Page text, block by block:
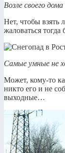
Возле своего
Нет, чтобы взять
жаловаться
Самые умные не
Может, кому-то
никто его и не
выходные…